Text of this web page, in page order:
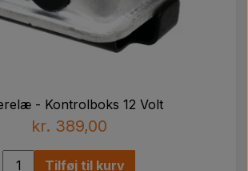
- Kontrolboks 12 Volt
kr. 389,00
Tilføj til kurv